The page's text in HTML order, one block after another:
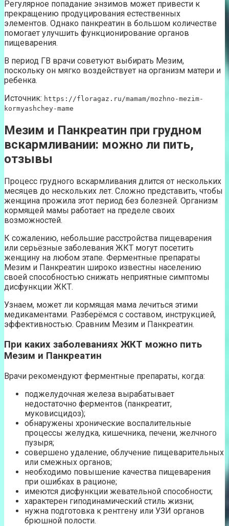
Регулярное попадание энзимов может привести к
прекращению продуцирования естественных
элементов. Однако панкреатин в большом количестве
помогает улучшить функционирование органов
пищеварения.
В период ГВ врачи советуют выбирать Мезим,
поскольку он мягко воздействует на организм матери и
ребенка.
Источник: https://floragaz.ru/mamam/mozhno-mezim-
kormyashchey-mame
Мезим и Панкреатин при грудном
вскармливании: можно ли пить,
отзывы
Процесс грудного вскармливания длится от нескольких
месяцев до нескольких лет. Сложно представить, чтобы
женщина прожила этот период без болезней. Организм
кормящей мамы работает на пределе своих
возможностей.
К сожалению, небольшие расстройства пищеварения
или серьёзные заболевания ЖКТ могут посетить
женщину на любом этапе. Ферментные препараты
Мезим и Панкреатин широко известны населению
своей способностью снижать неприятные симптомы
дисфункции ЖКТ.
Узнаем, может ли кормящая мама лечиться этими
медикаментами. Разберёмся с составом, инструкцией,
эффективностью. Сравним Мезим и Панкреатин.
При каких заболеваниях ЖКТ можно пить
Мезим и Панкреатин
Врачи рекомендуют ферментные препараты, когда:
поджелудочная железа вырабатывает
недостаточно ферментов (панкреатит,
муковисцидоз);
обнаружены хронические воспалительные
процессы желудка, кишечника, печени, желчного
пузыря;
совершено удаление, облучение пищеварительных
или смежных органов;
необходимо повышение качества пищеварения
при ошибках в рационе;
имеются дисфункции жевательной способности;
характерен гиподинамический стиль жизни;
нужна подготовка к рентгену или УЗИ органов
брюшной полости.